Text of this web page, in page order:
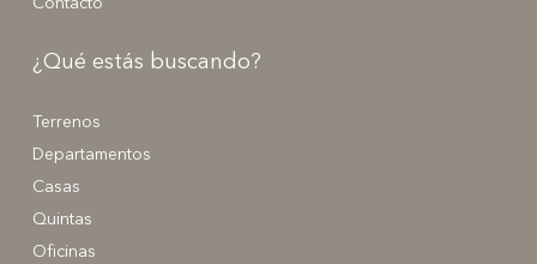
¿Qué estás buscando?
Terrenos
Departamentos
Casas
Quintas
Oficinas